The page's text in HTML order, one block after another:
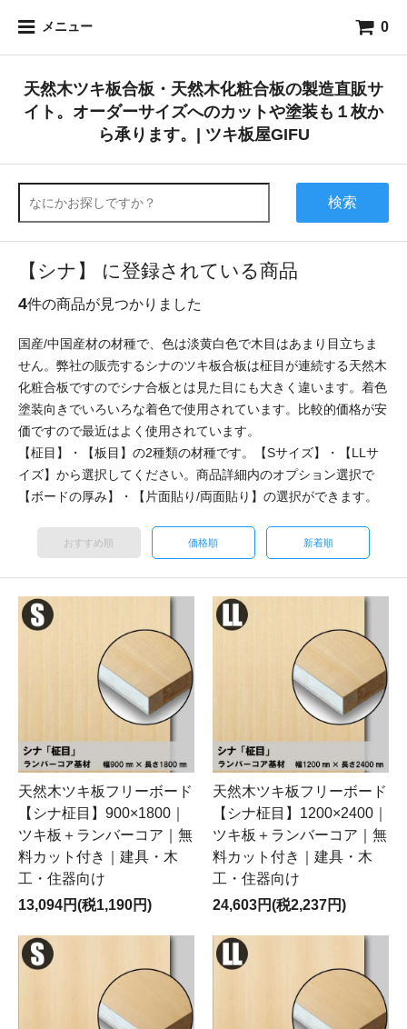
メニュー 0
天然木ツキ板合板・天然木化粧合板の製造直販サ
イト。オーダーサイズへのカットや塗装も１枚か
ら承ります。| ツキ板屋GIFU
検索
【シナ】 に登録されている商品
4件の商品が見つかりました
国産/中国産材の材種で、色は淡黄白色で木目はあまり目立ちま
せん。弊社の販売するシナのツキ板合板は柾目が連続する天然木
化粧合板ですのでシナ合板とは見た目にも大きく違います。着色
塗装向きでいろいろな着色で使用されています。比較的価格が安
価ですので最近はよく使用されています。
【柾目】・【板目】の2種類の材種です。【Sサイズ】・【LLサ
イズ】から選択してください。商品詳細内のオプション選択で
【ボードの厚み】・【片面貼り/両面貼り】の選択ができます。
おすすめ順 価格順 新着順
天然木ツキ板フリーボード
【シナ柾目】900×1800｜
ツキ板＋ランバーコア｜無
料カット付き｜建具・木
工・住器向け
13,094円(税1,190円)
天然木ツキ板フリーボード
【シナ柾目】1200×2400｜
ツキ板＋ランバーコア｜無
料カット付き｜建具・木
工・住器向け
24,603円(税2,237円)